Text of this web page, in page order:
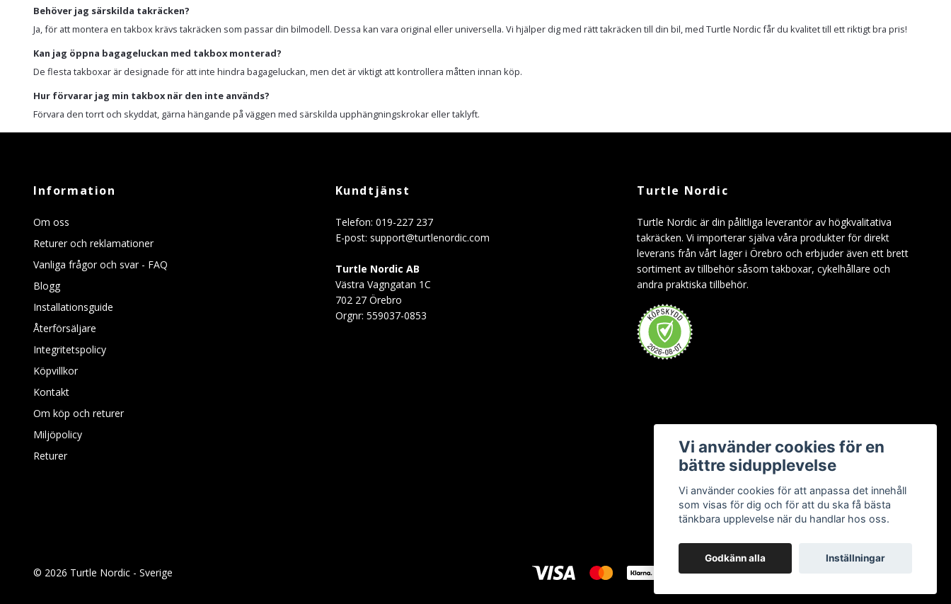
Behöver jag särskilda takräcken?
Ja, för att montera en takbox krävs takräcken som passar din bilmodell. Dessa kan vara original eller universella. Vi hjälper dig med rätt takräcken till din bil, med Turtle Nordic får du kvalitet till ett riktigt bra pris!
Kan jag öppna bagageluckan med takbox monterad?
De flesta takboxar är designade för att inte hindra bagageluckan, men det är viktigt att kontrollera måtten innan köp.
Hur förvarar jag min takbox när den inte används?
Förvara den torrt och skyddat, gärna hängande på väggen med särskilda upphängningskrokar eller taklyft.
Information
Om oss
Returer och reklamationer
Vanliga frågor och svar - FAQ
Blogg
Installationsguide
Återförsäljare
Integritetspolicy
Köpvillkor
Kontakt
Om köp och returer
Miljöpolicy
Returer
Kundtjänst
Telefon: 019-227 237
E-post: support@turtlenordic.com
Turtle Nordic AB
Västra Vagngatan 1C
702 27 Örebro
Orgnr: 559037-0853
Turtle Nordic
Turtle Nordic är din pålitliga leverantör av högkvalitativa
takräcken. Vi importerar själva våra produkter för direkt
leverans från vårt lager i Örebro och erbjuder även ett brett
sortiment av tillbehör såsom takboxar, cykelhållare och
andra praktiska tillbehör.
© 2026 Turtle Nordic - Sverige
Vi använder cookies för en
bättre sidupplevelse
Vi använder cookies för att anpassa det innehåll
som visas för dig och för att du ska få bästa
tänkbara upplevelse när du handlar hos oss.
Godkänn alla Inställningar